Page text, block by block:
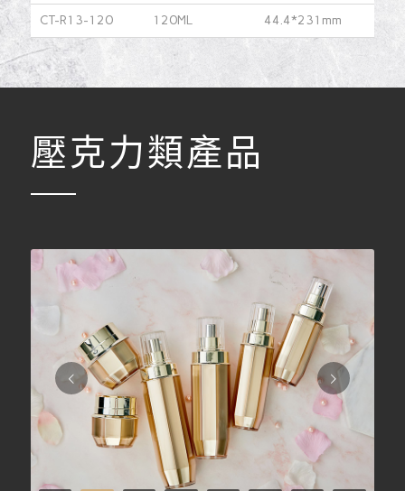
CT-R13-120 120ML 44.4*231mm
壓克力類產品
下一頁